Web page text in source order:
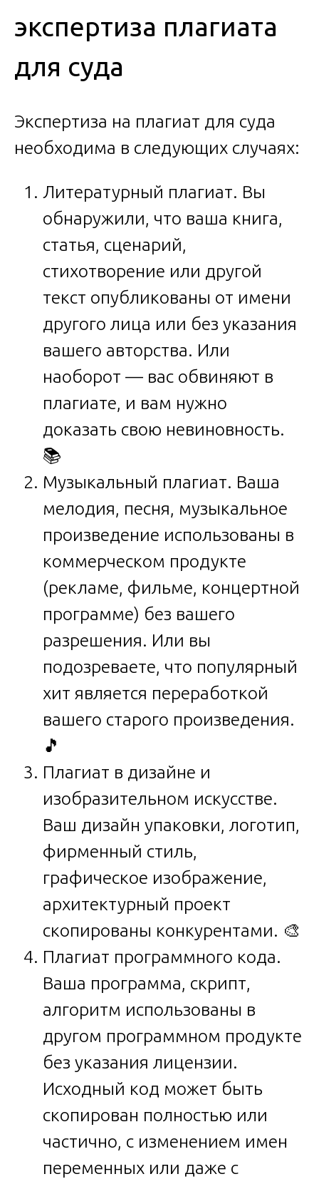
экспертиза плагиата
для суда
Экспертиза на плагиат для суда
необходима в следующих случаях:
Литературный плагиат. Вы
обнаружили, что ваша книга,
статья, сценарий,
стихотворение или другой
текст опубликованы от имени
другого лица или без указания
вашего авторства. Или
наоборот — вас обвиняют в
плагиате, и вам нужно
доказать свою невиновность.
📚
Музыкальный плагиат. Ваша
мелодия, песня, музыкальное
произведение использованы в
коммерческом продукте
(рекламе, фильме, концертной
программе) без вашего
разрешения. Или вы
подозреваете, что популярный
хит является переработкой
вашего старого произведения.
🎵
Плагиат в дизайне и
изобразительном искусстве.
Ваш дизайн упаковки, логотип,
фирменный стиль,
графическое изображение,
архитектурный проект
скопированы конкурентами. 🎨
Плагиат программного кода.
Ваша программа, скрипт,
алгоритм использованы в
другом программном продукте
без указания лицензии.
Исходный код может быть
скопирован полностью или
частично, с изменением имен
переменных или даже с